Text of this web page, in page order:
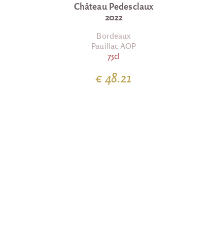
Château Pedesclaux
2022
Bordeaux
Pauillac AOP
75cl
€ 48.21